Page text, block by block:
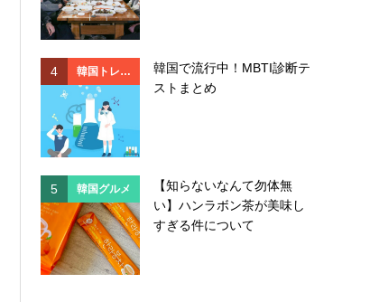
4 韓国トレン
ド
韓国で流行中！MBTI診断テ
ストまとめ
5 韓国グルメ
【知らないなんて勿体無
い】ハンラボン茶が美味し
すぎる件について